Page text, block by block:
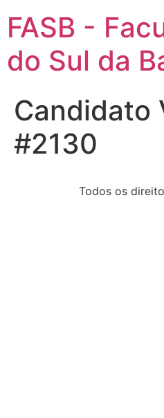
FASB -
do Sul da
Candidato
#2130
Todos os